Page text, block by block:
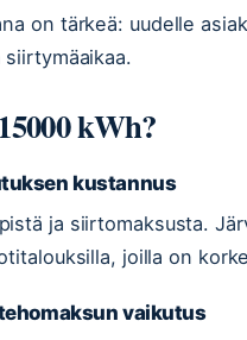
on tärkeä: uudelle
kWh?
kustannus
ja siirtomaksusta.
joilla on
vaikutus